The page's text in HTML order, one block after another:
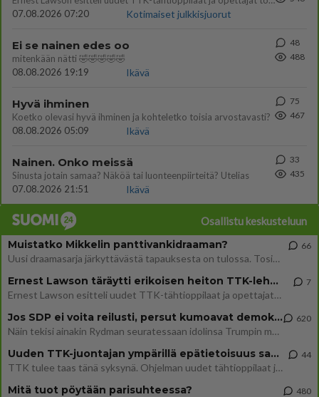
07.08.2026 07:20
Kotimaiset julkkisjuorut
Ei se nainen edes oo
mitenkään nätti 🤣🤣🤣🤣🤣
08.08.2026 19:19
Ikävä
48
488
Hyvä ihminen
Koetko olevasi hyvä ihminen ja kohteletko toisia arvostavasti?
08.08.2026 05:09
Ikävä
75
467
Nainen. Onko meissä
Sinusta jotain samaa? Näköä tai luonteenpiirteitä? Utelias
07.08.2026 21:51
Ikävä
33
435
Osallistu keskusteluun
Muistatko Mikkelin panttivankidraaman?
Uusi draamasarja järkyttävästä tapauksesta on tulossa. Tositapahtumiin perustuva sarja ammentaa vuoden 1986 Mikkelin pan
66
Ernest Lawson täräytti erikoisen heiton TTK-lehdistötilaisuudessa: " Onko tässä tarkoituksena...?"
Ernest Lawson esitteli uudet TTK-tähtioppilaat ja opettajat torstaina 6.8. lehdistölle. Tulevalla kaudella on yksi hausk
7
Jos SDP ei voita reilusti, persut kumoavat demokratian Suomesta
Näin tekisi ainakin Rydman seuratessaan idolinsa Trumpin mallia https://www.is.fi/politiikka/art-2000012187244.html
620
Uuden TTK-juontajan ympärillä epätietoisuus sakenee - Nyt MTV hämmentää soppaa
TTK tulee taas tänä syksynä. Ohjelman uudet tähtioppilaat julkistetaan torstaina 6. elokuuta klo 14 alkavassa lehdistö
44
Mitä tuot pöytään parisuhteessa? 480